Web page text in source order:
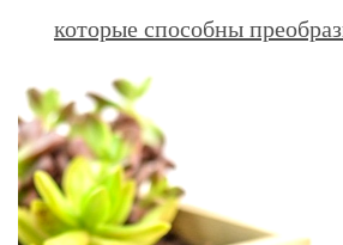
которые способны